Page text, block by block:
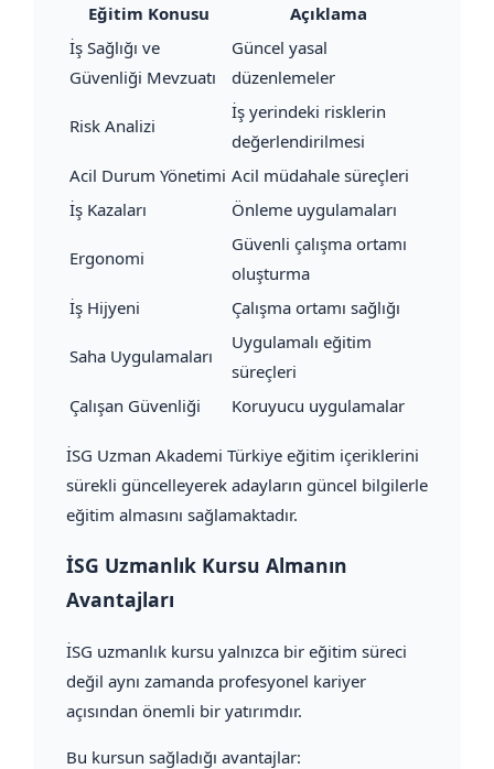
Eğitim Konusu
Açıklama
İş Sağlığı ve
Güvenliği Mevzuatı
Güncel yasal
düzenlemeler
Risk Analizi
İş yerindeki risklerin
değerlendirilmesi
Acil Durum Yönetimi Acil müdahale süreçleri
İş Kazaları
Önleme uygulamaları
Ergonomi
Güvenli çalışma ortamı
oluşturma
İş Hijyeni
Çalışma ortamı sağlığı
Saha Uygulamaları
Uygulamalı eğitim
süreçleri
Çalışan Güvenliği
Koruyucu uygulamalar
İSG Uzman Akademi Türkiye eğitim içeriklerini
sürekli güncelleyerek adayların güncel bilgilerle
eğitim almasını sağlamaktadır.
İSG Uzmanlık Kursu Almanın
Avantajları
İSG uzmanlık kursu yalnızca bir eğitim süreci
değil aynı zamanda profesyonel kariyer
açısından önemli bir yatırımdır.
Bu kursun sağladığı avantajlar: